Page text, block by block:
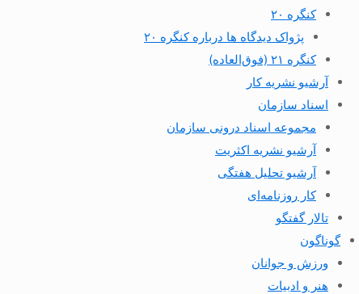
کنگره ۲۰
پژواک دیدگاه ها درباره کنگره ۲۰
کنگره ۲۱ (فوق‌العاده)
آرشیو نشریه کار
اسناد سازمان
مجموعه اسناد درونی سازمان
آرشیو نشریه اکثریت
آرشیو تحلیل هفتگی
کار روزنامه‌ای
تالار گفتگو
گوناگون
ورزش و جوانان
هنر و ادبیات